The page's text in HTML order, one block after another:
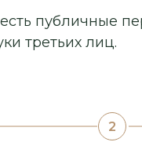
публичные
третьих лиц.